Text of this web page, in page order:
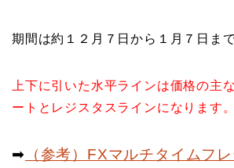
期間は約１２月７日から１月７日まで
上下に引いた水平ラインは価格の主
ートとレジスタスラインになります。
➡︎ （参考）FXマルチタイムフ